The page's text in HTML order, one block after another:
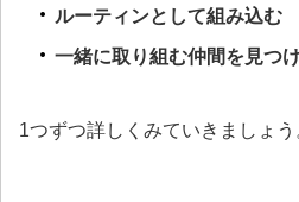
ルーティンとして組み込む
一緒に取り組む仲間を見つ
1つずつ詳しくみていきましょう